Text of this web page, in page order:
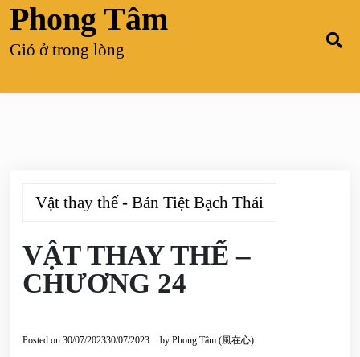
Phong Tâm
Gió ở trong lòng
Vật thay thế - Bán Tiệt Bạch Thái
VẬT THAY THẾ –
CHƯƠNG 24
Posted on 30/07/202330/07/2023 by Phong Tâm (風在心)